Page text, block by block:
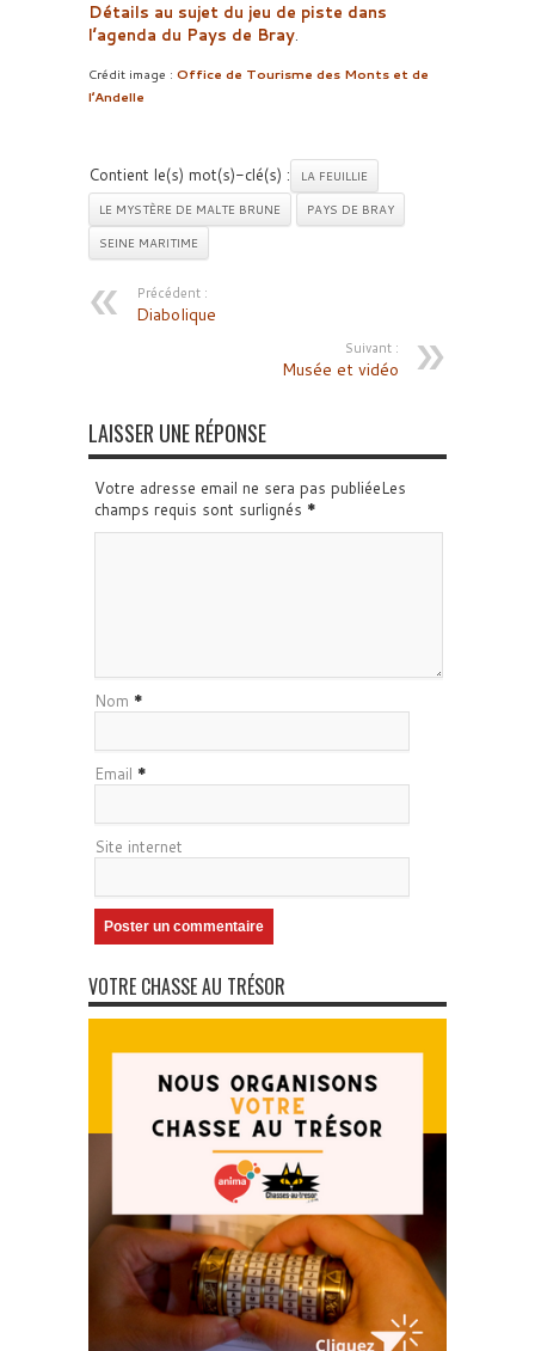
Détails au sujet du jeu de piste dans
l’agenda du Pays de Bray.
Crédit image : Office de Tourisme des Monts et de
l’Andelle
Contient le(s) mot(s)-clé(s) :
LA FEUILLIE
LE MYSTÈRE DE MALTE BRUNE
PAYS DE BRAY
SEINE MARITIME
Précédent :
Diabolique
Suivant :
Musée et vidéo
LAISSER UNE RÉPONSE
Votre adresse email ne sera pas publiéeLes
champs requis sont surlignés *
Nom *
Email *
Site internet
VOTRE CHASSE AU TRÉSOR